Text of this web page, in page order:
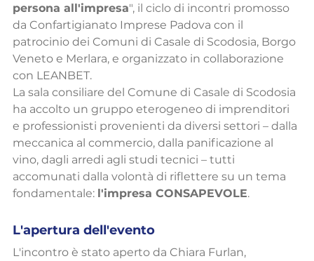
persona all'impresa", il ciclo di incontri promosso
da Confartigianato Imprese Padova con il
patrocinio dei Comuni di Casale di Scodosia, Borgo
Veneto e Merlara, e organizzato in collaborazione
con LEANBET.
La sala consiliare del Comune di Casale di Scodosia
ha accolto un gruppo eterogeneo di imprenditori
e professionisti provenienti da diversi settori – dalla
meccanica al commercio, dalla panificazione al
vino, dagli arredi agli studi tecnici – tutti
accomunati dalla volontà di riflettere su un tema
fondamentale: l'impresa CONSAPEVOLE.
L'apertura dell'evento
L'incontro è stato aperto da Chiara Furlan,